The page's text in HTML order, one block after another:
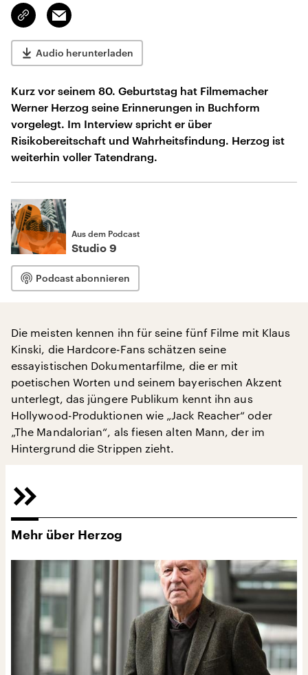
Link
kopieren/teilen
Email
Audio herunterladen
Kurz vor seinem 80. Geburtstag hat Filmemacher
Werner Herzog seine Erinnerungen in Buchform
vorgelegt. Im Interview spricht er über
Risikobereitschaft und Wahrheitsfindung. Herzog ist
weiterhin voller Tatendrang.
Aus dem Podcast
Studio 9
Podcast abonnieren
Die meisten kennen ihn für seine fünf Filme mit Klaus
Kinski, die Hardcore-Fans schätzen seine
essayistischen Dokumentarfilme, die er mit
poetischen Worten und seinem bayerischen Akzent
unterlegt, das jüngere Publikum kennt ihn aus
Hollywood-Produktionen wie „Jack Reacher“ oder
„The Mandalorian“, als fiesen alten Mann, der im
Hintergrund die Strippen zieht.
Mehr über Herzog